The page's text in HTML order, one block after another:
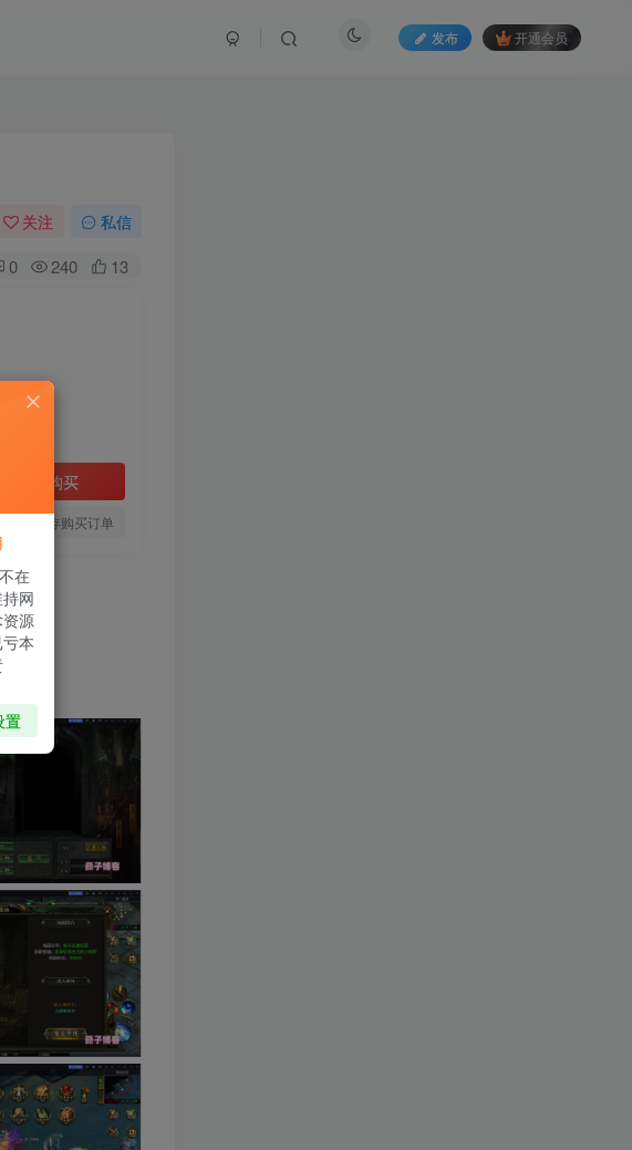
发布 开通会员
关注 私信
0 240 13
立即购买
，可保存购买订单
在
网
源
本
置